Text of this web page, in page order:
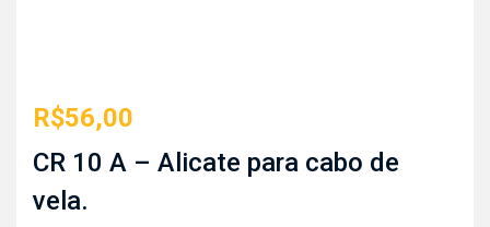
R$56,00
CR 10 A – Alicate para cabo de
vela.